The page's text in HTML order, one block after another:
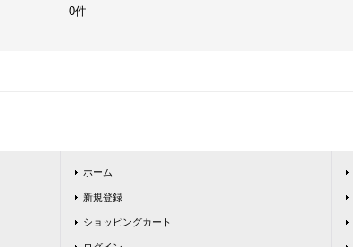
0件
ホーム
新規登録
ショッピングカート